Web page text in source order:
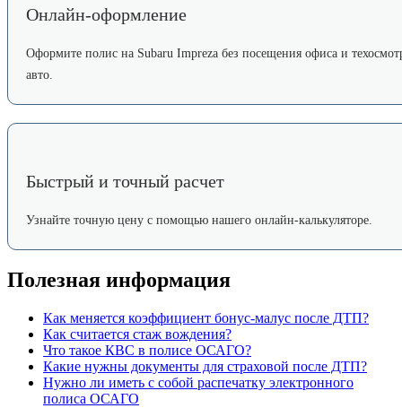
Онлайн-оформление
Оформите полис на Subaru Impreza без посещения офиса и
авто.
Быстрый и точный расчет
Узнайте точную цену с помощью нашего онлайн-калькуляторе.
Полезная информация
Как меняется коэффициент бонус-малус после ДТП?
Как считается стаж вождения?
Что такое КВС в полисе ОСАГО?
Какие нужны документы для страховой после ДТП?
Нужно ли иметь с собой распечатку электронного
полиса ОСАГО